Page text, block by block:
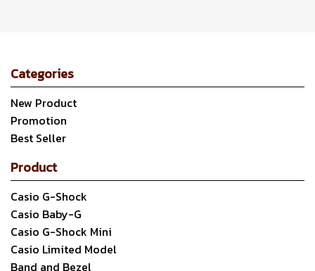
Categories
New Product
Promotion
Best Seller
Product
Casio G-Shock
Casio Baby-G
Casio G-Shock Mini
Casio Limited Model
Band and Bezel